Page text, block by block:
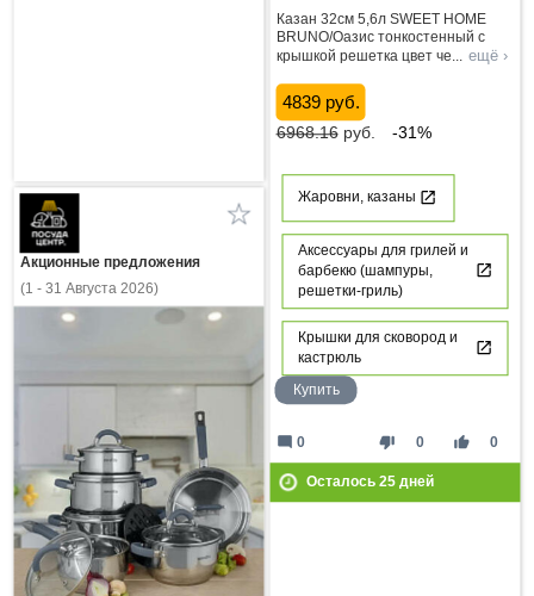
Казан 32см 5,6л SWEET HOME
BRUNO/Оазис тонкостенный с
крышкой решетка цвет че
ещё ›
4839 руб.
6968.16руб. -31%
Жаровни, казаны
Аксессуары для грилей и
барбекю (шампуры,
решетки-гриль)
Крышки для сковород и
кастрюль
Купить
thumb_down 0 thumb_up 0
mode_comment 0
Осталось 25дней
Акционные предложения
(1 - 31 Августа 2026)